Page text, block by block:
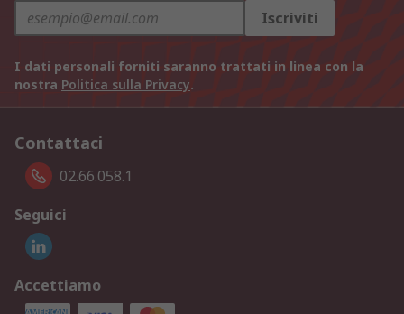
Iscriviti
I dati personali forniti saranno trattati in linea con la
nostra Politica sulla Privacy.
Contattaci
02.66.058.1
Seguici
Accettiamo